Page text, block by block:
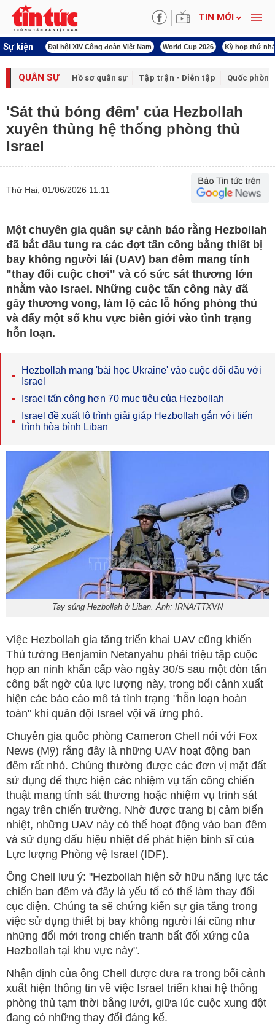
TIN MỚI
Sự kiện
Việt Nam World Cup 2026 Kỳ họp thứ nhất Quốc hội khóa XVI Đảm bảo
QUÂN SỰ Hồ sơ quân sự Tập trận - Diễn tập Quốc phòng
'Sát thủ bóng đêm' của Hezbollah
xuyên thủng hệ thống phòng thủ
Israel
Thứ Hai, 01/06/2026 11:11
Một chuyên gia quân sự cảnh báo rằng Hezbollah
đã bắt đầu tung ra các đợt tấn công bằng thiết bị
bay không người lái (UAV) ban đêm mang tính
"thay đổi cuộc chơi" và có sức sát thương lớn
nhằm vào Israel. Những cuộc tấn công này đã
gây thương vong, làm lộ các lỗ hổng phòng thủ
và đẩy một số khu vực biên giới vào tình trạng
hỗn loạn.
Hezbollah mang 'bài học Ukraine' vào cuộc đối đầu với
Israel
Israel tấn công hơn 70 mục tiêu của Hezbollah
Israel đề xuất lộ trình giải giáp Hezbollah gắn với tiến
trình hòa bình Liban
Tay súng Hezbollah ở Liban. Ảnh: IRNA/TTXVN
Việc Hezbollah gia tăng triển khai UAV cũng khiến
Thủ tướng Benjamin Netanyahu phải triệu tập cuộc
họp an ninh khẩn cấp vào ngày 30/5 sau một đòn tấn
công bất ngờ của lực lượng này, trong bối cảnh xuất
hiện các báo cáo mô tả tình trạng "hỗn loạn hoàn
toàn" khi quân đội Israel vội vã ứng phó.
Chuyên gia quốc phòng Cameron Chell nói với Fox
News (Mỹ) rằng đây là những UAV hoạt động ban
đêm rất nhỏ. Chúng thường được các đơn vị mặt đất
sử dụng để thực hiện các nhiệm vụ tấn công chiến
thuật mang tính sát thương hoặc nhiệm vụ trinh sát
ngay trên chiến trường. Nhờ được trang bị cảm biến
nhiệt, những UAV này có thể hoạt động vào ban đêm
và sử dụng dấu hiệu nhiệt để phát hiện binh sĩ của
Lực lượng Phòng vệ Israel (IDF).
Ông Chell lưu ý: "Hezbollah hiện sở hữu năng lực tác
chiến ban đêm và đây là yếu tố có thể làm thay đổi
cục diện. Chúng ta sẽ chứng kiến sự gia tăng trong
việc sử dụng thiết bị bay không người lái cũng như
những đổi mới trong chiến tranh bất đối xứng của
Hezbollah tại khu vực này".
Nhận định của ông Chell được đưa ra trong bối cảnh
xuất hiện thông tin về việc Israel triển khai hệ thống
phòng thủ tạm thời bằng lưới, giữa lúc cuộc xung đột
đang có những thay đổi đáng kể.